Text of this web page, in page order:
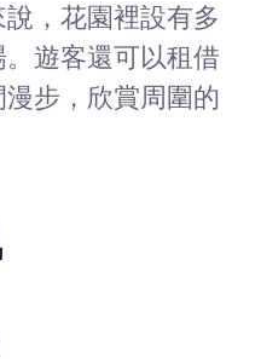
，花園裡設有多
遊客還可以租借
步，欣賞周圍的